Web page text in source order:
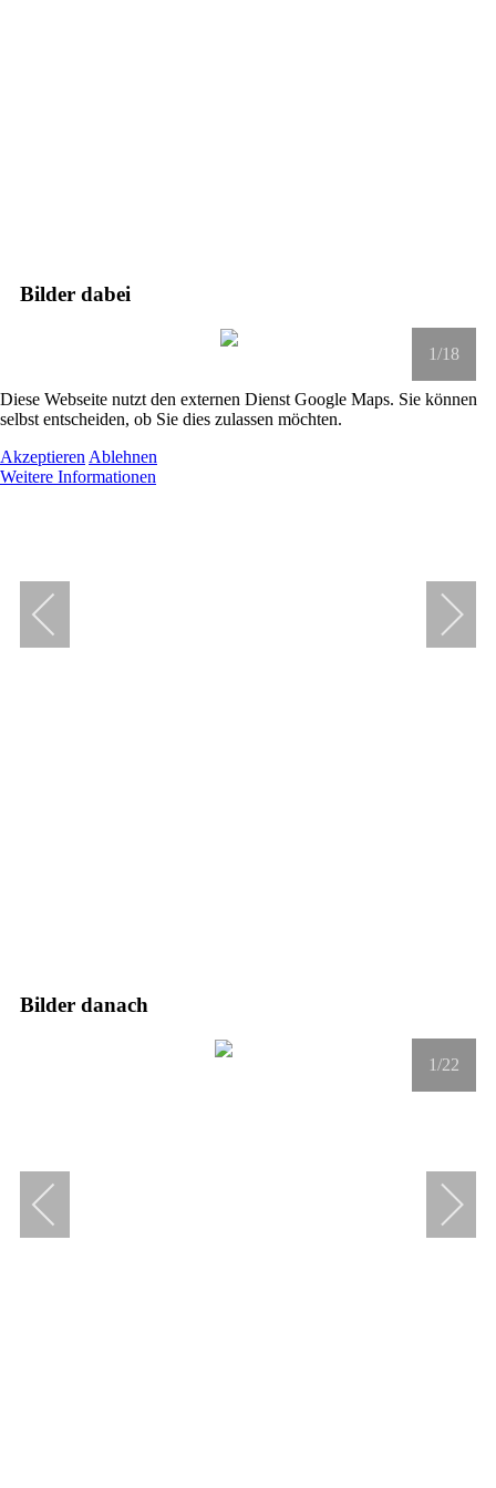
Bilder dabei
1/18
Bilder danach
1/22
Diese Webseite nutzt den externen Dienst Google Maps. Sie können
selbst entscheiden, ob Sie dies zulassen möchten.
Akzeptieren Ablehnen
Weitere Informationen